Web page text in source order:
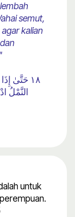
semut,
kalian
١٨ حَتَّىٰ
النَّمْلُ